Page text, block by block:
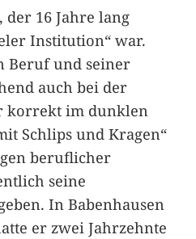
16 Jahre lang
Institution“ war.
Beruf und seiner
auch bei der
korrekt im dunklen
Schlips und Kragen“
beruflicher
seine
In Babenhausen
er zwei Jahrzehnte